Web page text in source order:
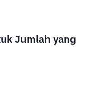
Jumlah yang